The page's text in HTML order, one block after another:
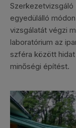
egyedülálló
vizsgálatát végzi
laboratórium az
szféra között
minőségi építést.